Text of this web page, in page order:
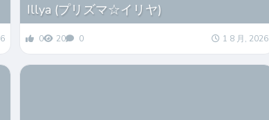
Illya (プリズマ☆イリヤ)
0 20 0 1 8 月, 2026